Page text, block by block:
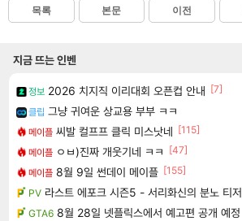
목록 본문 이전
지금 뜨는 인벤
정보 2026 치지직 이리대회 오픈컵 안내 [7]
클립 그냥 귀여운 상교용 부부 ㅋㅋ
메이플 씨발 컬프프 클릭 미스낫네 [115]
메이플 ㅇㅂ)진짜 개웃기네 ㅋㅋ [47]
메이플 8월 9일 썬데이 메이플 [155]
PV 라스트 에포크 시즌5 - 서리화신의 분노 티저
GTA6 8월 28일 넷플릭스에서 예고편 공개 예정